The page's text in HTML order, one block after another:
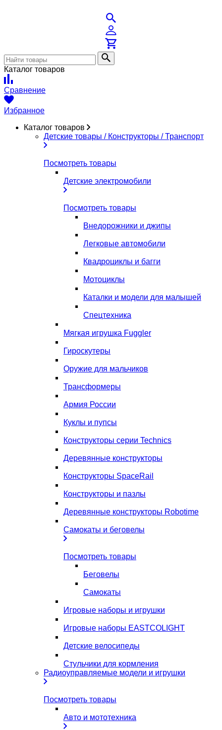
Каталог товаров
Сравнение
Избранное
Каталог товаров
Детские товары / Конструкторы / Транспорт
Посмотреть товары
Детские электромобили
Посмотреть товары
Внедорожники и джипы
Легковые автомобили
Квадроциклы и багги
Мотоциклы
Каталки и модели для малышей
Спецтехника
Мягкая игрушка Fuggler
Гироскутеры
Оружие для мальчиков
Трансформеры
Армия России
Куклы и пупсы
Конструкторы серии Technics
Деревянные конструкторы
Конструкторы SpaceRail
Конструкторы и пазлы
Деревянные конструкторы Robotime
Самокаты и беговелы
Посмотреть товары
Беговелы
Самокаты
Игровые наборы и игрушки
Игровые наборы EASTCOLIGHT
Детские велосипеды
Стульчики для кормления
Радиоуправляемые модели и игрушки
Посмотреть товары
Авто и мототехника